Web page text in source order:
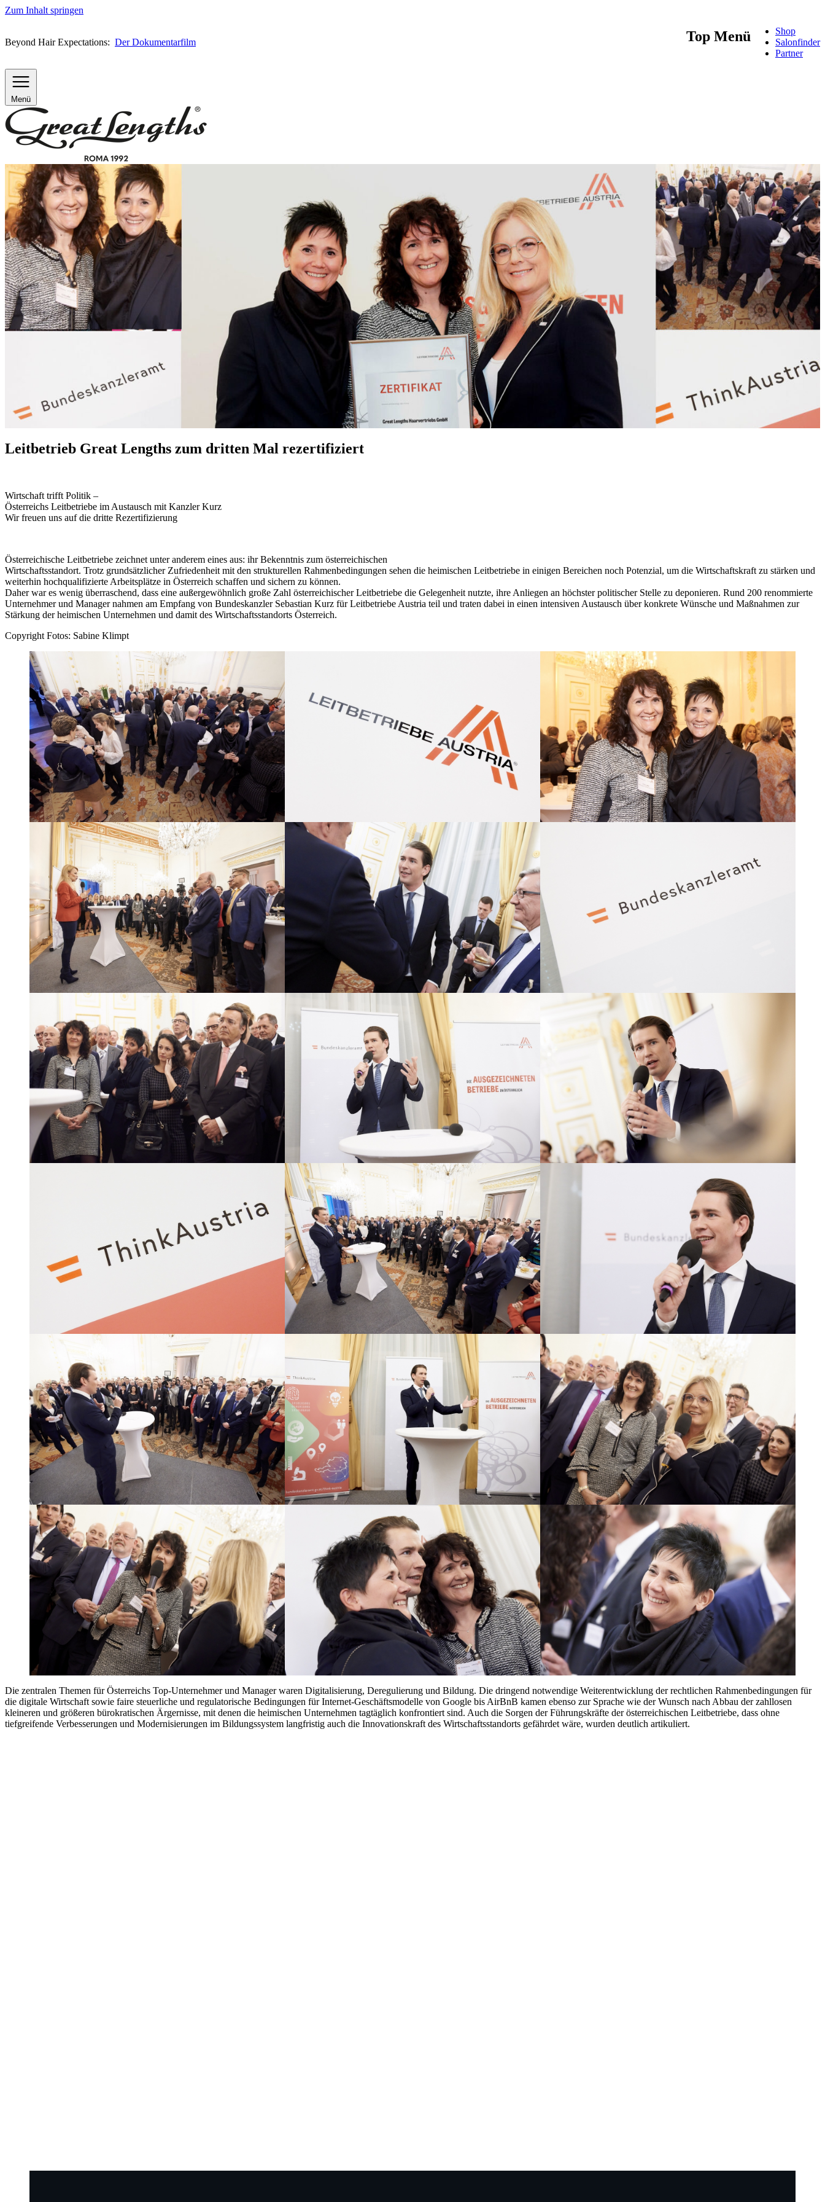
Zum Inhalt springen
Beyond Hair Expectations: Der Dokumentarfilm Top Menü
Shop
Salonfinder
Partner
Menü
Leitbetrieb Great Lengths zum dritten Mal rezertifiziert
Wirtschaft trifft Politik –
Österreichs Leitbetriebe im Austausch mit Kanzler Kurz
Wir freuen uns auf die dritte Rezertifizierung
Österreichische Leitbetriebe zeichnet unter anderem eines aus: ihr Bekenntnis zum österreichischen
Wirtschaftsstandort. Trotz grundsätzlicher Zufriedenheit mit den strukturellen Rahmenbedingungen sehen die heimischen Leitbetriebe in einigen Bereichen noch Potenzial, um die Wirtschaftskraft zu stärken und
weiterhin hochqualifizierte Arbeitsplätze in Österreich schaffen und sichern zu können.
Daher war es wenig überraschend, dass eine außergewöhnlich große Zahl österreichischer Leitbetriebe die Gelegenheit nutzte, ihre Anliegen an höchster politischer Stelle zu deponieren. Rund 200 renommierte
Unternehmer und Manager nahmen am Empfang von Bundeskanzler Sebastian Kurz für Leitbetriebe Austria teil und traten dabei in einen intensiven Austausch über konkrete Wünsche und Maßnahmen zur
Stärkung der heimischen Unternehmen und damit des Wirtschaftsstandorts Österreich.
Copyright Fotos: Sabine Klimpt
Die zentralen Themen für Österreichs Top-Unternehmer und Manager waren Digitalisierung, Deregulierung und Bildung. Die dringend notwendige Weiterentwicklung der rechtlichen Rahmenbedingungen für
die digitale Wirtschaft sowie faire steuerliche und regulatorische Bedingungen für Internet-Geschäftsmodelle von Google bis AirBnB kamen ebenso zur Sprache wie der Wunsch nach Abbau der zahllosen
kleineren und größeren bürokratischen Ärgernisse, mit denen die heimischen Unternehmen tagtäglich konfrontiert sind. Auch die Sorgen der Führungskräfte der österreichischen Leitbetriebe, dass ohne
tiefgreifende Verbesserungen und Modernisierungen im Bildungssystem langfristig auch die Innovationskraft des Wirtschaftsstandorts gefährdet wäre, wurden deutlich artikuliert.